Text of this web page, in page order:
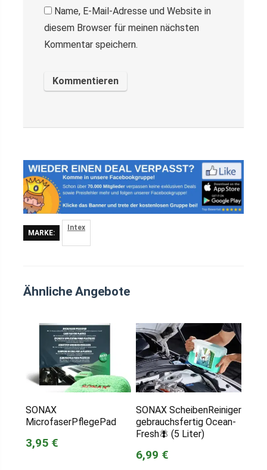
Name, E-Mail-Adresse und Website in
diesem Browser für meinen nächsten
Kommentar speichern.
MARKE:
Intex
Ähnliche Angebote
SONAX
MicrofaserPflegePad
3,95 €
SONAX ScheibenReiniger
gebrauchsfertig Ocean-
Fresh🪰 (5 Liter)
6,99 €